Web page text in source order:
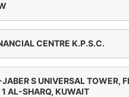
CENTRE K.P.S.C.
S UNIVERSAL TOWER,
AL-SHARQ, KUWAIT